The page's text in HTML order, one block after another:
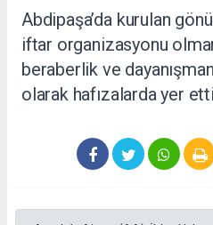
Abdipaşa’da kurulan
iftar organizasyonu
beraberlik ve
olarak hafızalarda yer